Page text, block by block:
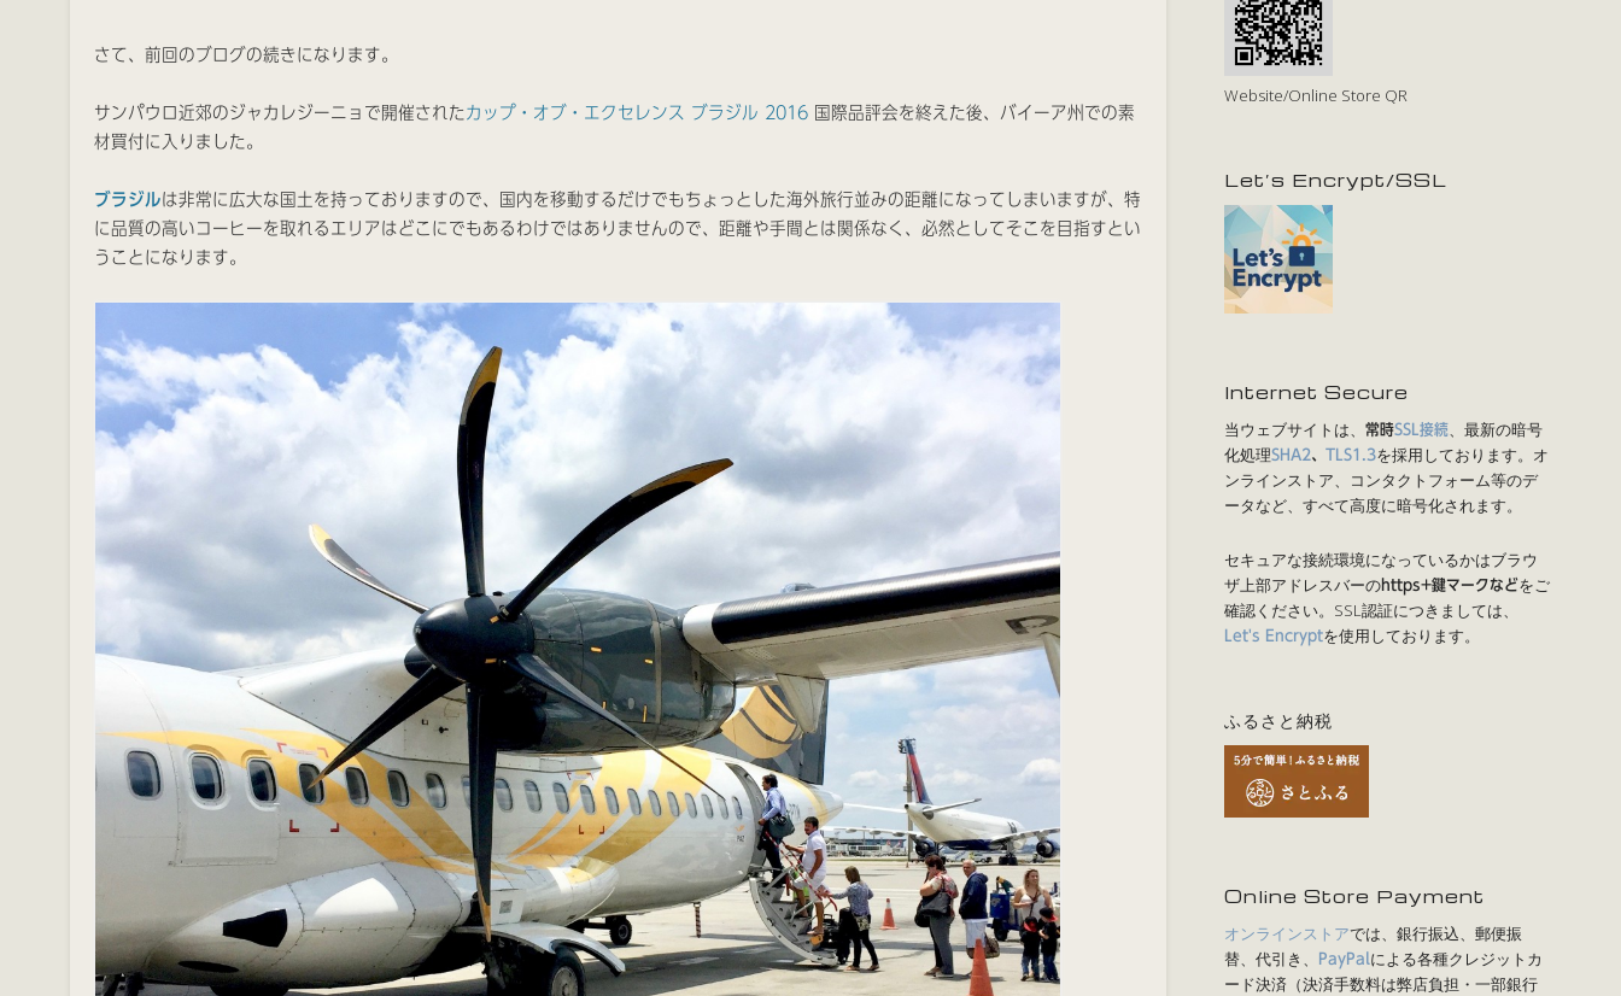
さて、前回のブログの続きになります。
サンパウロ近郊のジャカレジーニョで開催された カップ・オブ・エクセレンス ブラジル 2016国際品評会を終えた後、バイーア州での素
材買付に入りました。
ブラジルは非常に広大な国土を持っておりますので、国内を移動するだけでもちょっとした海外旅行並みの距離になってしまいますが、特
に品質の高いコーヒーを取れるエリアはどこにでもあるわけではありませんので、距離や手間とは関係なく、必然としてそこを目指すとい
うことになります。
Website/Online Store QR
Let’s Encrypt/SSL
Internet Secure
当ウェブサイトは、常時SSL接続、最新の暗号
化処理SHA2、TLS1.3を採用しております。オ
ンラインストア、コンタクトフォーム等のデ
ータなど、すべて高度に暗号化されます。
セキュアな接続環境になっているかはブラウ
ザ上部アドレスバーのhttps+鍵マークなどをご
確認ください。SSL認証につきましては、
Let's Encryptを使用しております。
ふるさと納税
Online Store Payment
オンラインストアでは、銀行振込、郵便振
替、代引き、
PayPalによる各種クレジットカ
ード決済（決済手数料は弊店負担・一部銀行